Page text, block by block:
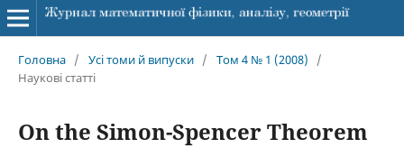
Головна / Усі томи й випуски / Том 4 № 1 (2008)
/
Наукові статті
On the Simon-Spencer Theorem